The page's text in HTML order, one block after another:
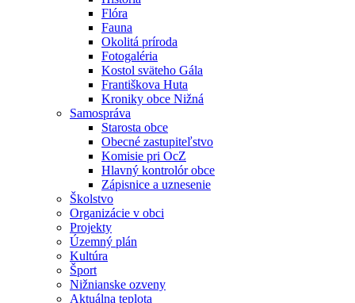
Flóra
Fauna
Okolitá príroda
Fotogaléria
Kostol sväteho Gála
Františkova Huta
Kroniky obce Nižná
Samospráva
Starosta obce
Obecné zastupiteľstvo
Komisie pri OcZ
Hlavný kontrolór obce
Zápisnice a uznesenie
Školstvo
Organizácie v obci
Projekty
Územný plán
Kultúra
Šport
Nižnianske ozveny
Aktuálna teplota